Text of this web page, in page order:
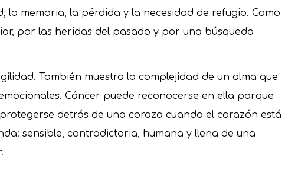
memoria, la pérdida y la necesidad de refugio. Como
por las heridas del pasado y por una búsqueda
También muestra la complejidad de un alma que
Cáncer puede reconocerse en ella porque
detrás de una coraza cuando el corazón está
sensible, contradictoria, humana y llena de una